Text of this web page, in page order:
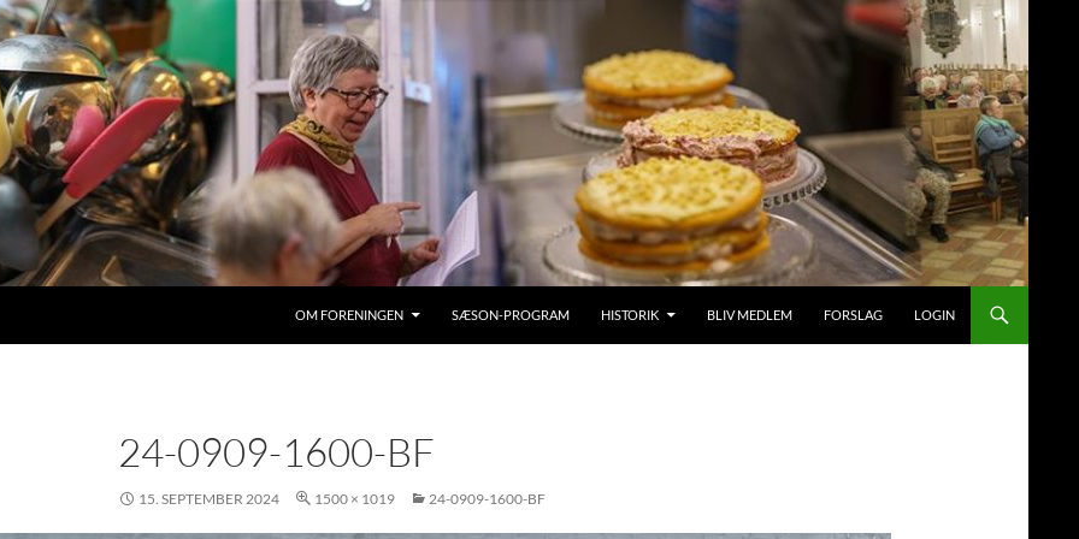
OM FORENINGEN SÆSON-PROGRAM HISTORIK BLIV MEDLEM FORSLAG LOGIN
24-0909-1600-BF
15. SEPTEMBER 2024 1500 × 1019 24-0909-1600-BF